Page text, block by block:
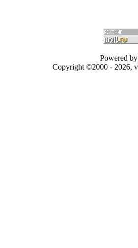
Powered
Copyright ©2000 - 2026,